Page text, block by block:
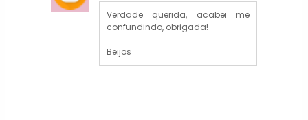
Verdade querida, acabei me
confundindo, obrigada!
Beijos